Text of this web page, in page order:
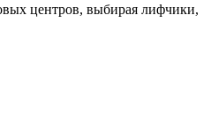
центров, выбирая лифчики,